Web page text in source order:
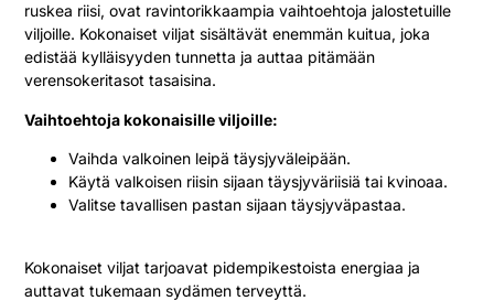
ruskea riisi, ovat ravintorikkaampia vaihtoehtoja jalostetuille
viljoille. Kokonaiset viljat sisältävät enemmän kuitua, joka
edistää kylläisyyden tunnetta ja auttaa pitämään
verensokeritasot tasaisina.
Vaihtoehtoja kokonaisille viljoille:
Vaihda valkoinen leipä täysjyväleipään.
Käytä valkoisen riisin sijaan täysjyväriisiä tai kvinoaa.
Valitse tavallisen pastan sijaan täysjyväpastaa.
Kokonaiset viljat tarjoavat pidempikestoista energiaa ja
auttavat tukemaan sydämen terveyttä.